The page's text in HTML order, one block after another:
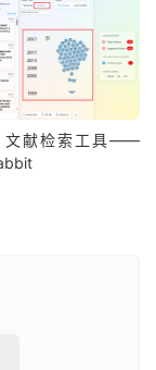
文献检索工具——